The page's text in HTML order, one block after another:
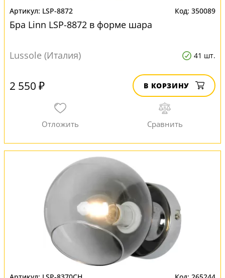
LSP-8872 350089
Бра Linn LSP-8872 в форме шара
Lussole (Италия) 41 шт.
2 550 ₽ В КОРЗИНУ